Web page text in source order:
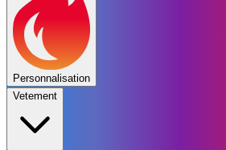
Personnalisation
Vetement